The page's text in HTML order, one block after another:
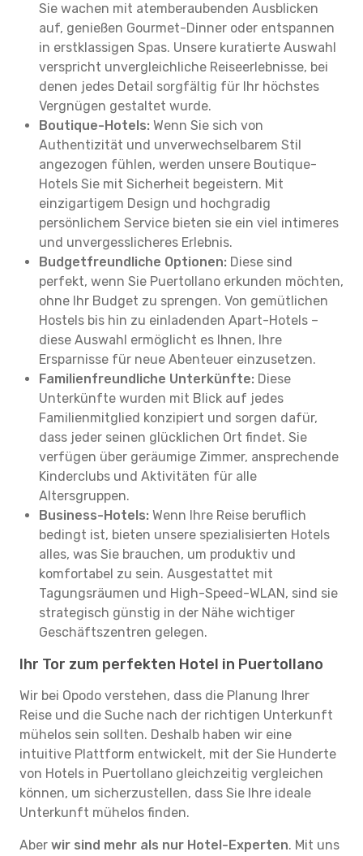
Sie wachen mit atemberaubenden Ausblicken
auf, genießen Gourmet-Dinner oder entspannen
in erstklassigen Spas. Unsere kuratierte Auswahl
verspricht unvergleichliche Reiseerlebnisse, bei
denen jedes Detail sorgfältig für Ihr höchstes
Vergnügen gestaltet wurde.
Boutique-Hotels: Wenn Sie sich von
Authentizität und unverwechselbarem Stil
angezogen fühlen, werden unsere Boutique-
Hotels Sie mit Sicherheit begeistern. Mit
einzigartigem Design und hochgradig
persönlichem Service bieten sie ein viel intimeres
und unvergesslicheres Erlebnis.
Budgetfreundliche Optionen: Diese sind
perfekt, wenn Sie Puertollano erkunden möchten,
ohne Ihr Budget zu sprengen. Von gemütlichen
Hostels bis hin zu einladenden Apart-Hotels –
diese Auswahl ermöglicht es Ihnen, Ihre
Ersparnisse für neue Abenteuer einzusetzen.
Familienfreundliche Unterkünfte: Diese
Unterkünfte wurden mit Blick auf jedes
Familienmitglied konzipiert und sorgen dafür,
dass jeder seinen glücklichen Ort findet. Sie
verfügen über geräumige Zimmer, ansprechende
Kinderclubs und Aktivitäten für alle
Altersgruppen.
Business-Hotels: Wenn Ihre Reise beruflich
bedingt ist, bieten unsere spezialisierten Hotels
alles, was Sie brauchen, um produktiv und
komfortabel zu sein. Ausgestattet mit
Tagungsräumen und High-Speed-WLAN, sind sie
strategisch günstig in der Nähe wichtiger
Geschäftszentren gelegen.
Ihr Tor zum perfekten Hotel in Puertollano
Wir bei Opodo verstehen, dass die Planung Ihrer
Reise und die Suche nach der richtigen Unterkunft
mühelos sein sollten. Deshalb haben wir eine
intuitive Plattform entwickelt, mit der Sie Hunderte
von Hotels in Puertollano gleichzeitig vergleichen
können, um sicherzustellen, dass Sie Ihre ideale
Unterkunft mühelos finden.
Aber wir sind mehr als nur Hotel-Experten. Mit uns